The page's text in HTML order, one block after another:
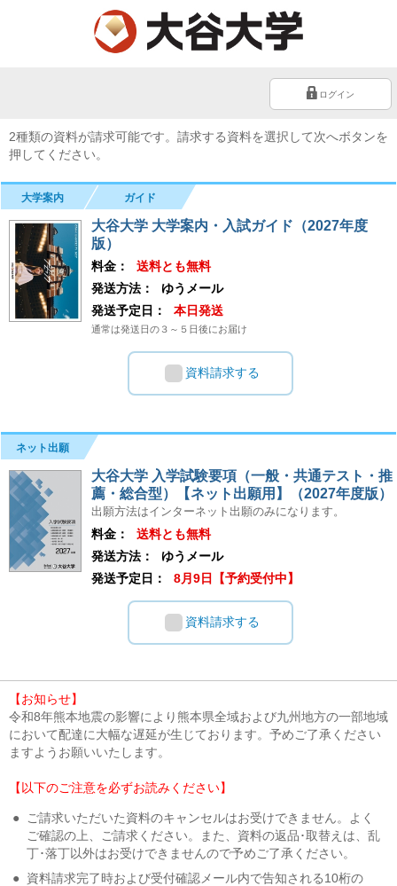
ログイン
2種類の資料が請求可能です。請求する資料を選択して次へボタンを
押してください。
大学案内 ガイド
大谷大学 大学案内・入試ガイド（2027年度
版）
料金：
送料とも無料
発送方法：
ゆうメール
発送予定日：
本日発送
通常は発送日の３～５日後にお届け
資料請求する
ネット出願
大谷大学 入学試験要項（一般・共通テスト・推
薦・総合型）【ネット出願用】（2027年度版）
出願方法はインターネット出願のみになります。
料金：
送料とも無料
発送方法：
ゆうメール
発送予定日：
8月9日【予約受付中】
資料請求する
【お知らせ】
令和8年熊本地震の影響により熊本県全域および九州地方の一部地域
において配達に大幅な遅延が生じております。予めご了承ください
ますようお願いいたします。
【以下のご注意を必ずお読みください】
●
ご請求いただいた資料のキャンセルはお受けできません。よく
ご確認の上、ご請求ください。また、資料の返品･取替えは、乱
丁･落丁以外はお受けできませんので予めご了承ください。
● 資料請求完了時および受付確認メール内で告知される10桁の